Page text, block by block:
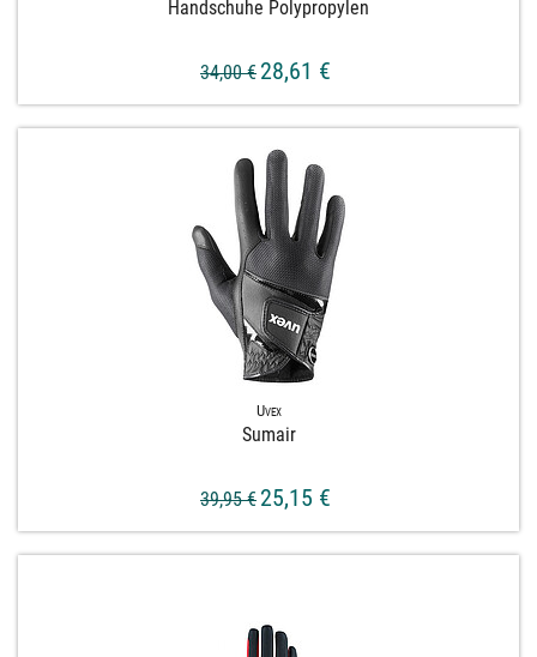
Handschuhe Polypropylen
34,00 € 28,61 €
Uvex
Sumair
39,95 € 25,15 €